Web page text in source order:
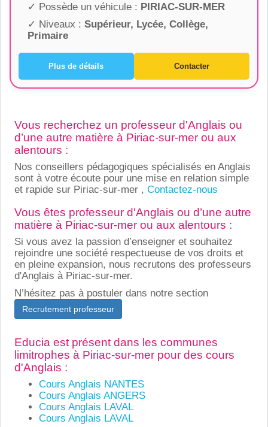
✓ Possède un véhicule : PIRIAC-SUR-MER
✓ Niveaux : Supérieur, Lycée, Collège,
Primaire
Plus de détails Contacter
Vous recherchez un professeur d'Anglais ou
d’une autre matière à Piriac-sur-mer ou aux
alentours :
Nos conseillers pédagogiques spécialisés en Anglais
sont à votre écoute pour une mise en relation simple
et rapide sur Piriac-sur-mer , Contactez-nous
Vous êtes professeur d'Anglais ou d’une autre
matière à Piriac-sur-mer ou aux alentours :
Si vous avez la passion d’enseigner et souhaitez
rejoindre une société respectueuse de vos droits et
en pleine expansion, nous recrutons des professeurs
d'Anglais à Piriac-sur-mer.
N’hésitez pas à postuler dans notre section
Recrutement professeur
Educia est présent dans les communes
limitrophes à Piriac-sur-mer pour des cours
d'Anglais :
Cours Anglais NANTES
Cours Anglais ANGERS
Cours Anglais LAVAL
Cours Anglais LAVAL